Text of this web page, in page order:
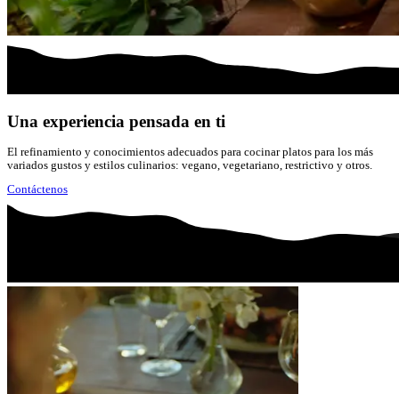
Una experiencia pensada en ti
El refinamiento y conocimientos adecuados para cocinar platos para los más
variados gustos y estilos culinarios: vegano, vegetariano, restrictivo y otros.
Contáctenos